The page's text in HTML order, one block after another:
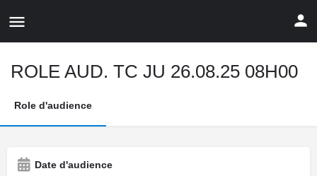
ROLE AUD. TC JU 26.08.25 08H00
Role d'audience
Date d'audience